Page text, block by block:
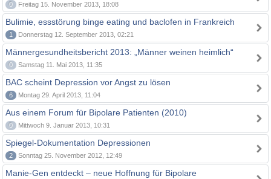
0 Freitag 15. November 2013, 18:08
Bulimie, essstörung binge eating und baclofen in Frankreich
1 Donnerstag 12. September 2013, 02:21
Männergesundheitsbericht 2013: „Männer weinen heimlich“
0 Samstag 11. Mai 2013, 11:35
BAC scheint Depression vor Angst zu lösen
6 Montag 29. April 2013, 11:04
Aus einem Forum für Bipolare Patienten (2010)
0 Mittwoch 9. Januar 2013, 10:31
Spiegel-Dokumentation Depressionen
2 Sonntag 25. November 2012, 12:49
Manie-Gen entdeckt – neue Hoffnung für Bipolare